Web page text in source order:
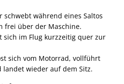
schwebt während eines Saltos
frei über der Maschine.
sich im Flug kurzzeitig quer zur
sich vom Motorrad, vollführt
landet wieder auf dem Sitz.